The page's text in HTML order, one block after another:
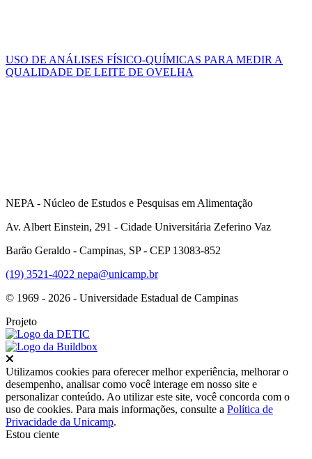
USO DE ANÁLISES FÍSICO-QUÍMICAS PARA MEDIR A
QUALIDADE DE LEITE DE OVELHA
NEPA - Núcleo de Estudos e Pesquisas em Alimentação
Av. Albert Einstein, 291 - Cidade Universitária Zeferino Vaz
Barão Geraldo - Campinas, SP - CEP 13083-852
(19) 3521-4022 nepa@unicamp.br
© 1969 - 2026 - Universidade Estadual de Campinas
Projeto
Utilizamos cookies para oferecer melhor experiência, melhorar o
desempenho, analisar como você interage em nosso site e
personalizar conteúdo. Ao utilizar este site, você concorda com o
uso de cookies. Para mais informações, consulte a Política de
Privacidade da Unicamp.
Estou ciente